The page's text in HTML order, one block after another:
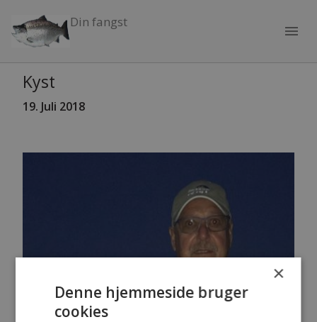
Din fangst
menu
Kyst
19. Juli 2018
×
Denne hjemmeside bruger
cookies